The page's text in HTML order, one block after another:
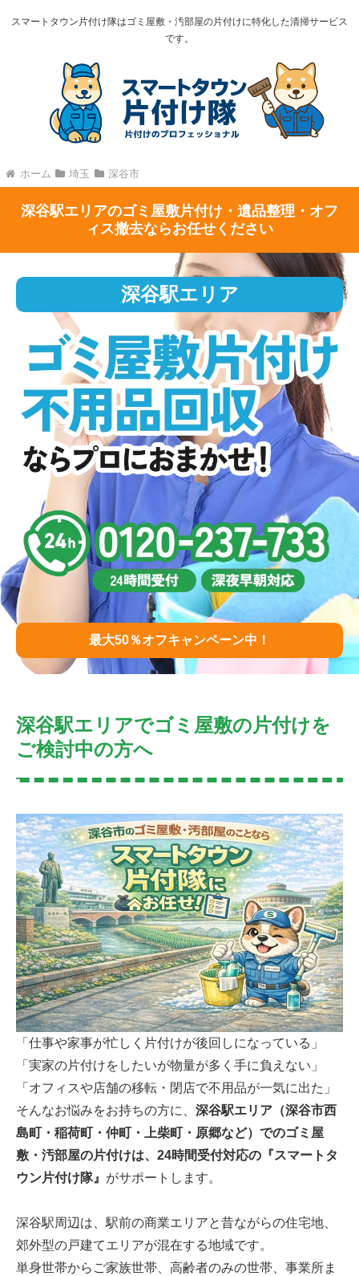
スマートタウン片付け隊はゴミ屋敷・汚部屋の片付けに特化した清掃サービス
です。
ホーム 埼玉 深谷市
深谷駅エリアのゴミ屋敷片付け・遺品整理・オフ
ィス撤去ならお任せください
深谷駅エリア
最大50％オフキャンペーン中！
深谷駅エリアでゴミ屋敷の片付けを
ご検討中の方へ
「仕事や家事が忙しく片付けが後回しになっている」
「実家の片付けをしたいが物量が多く手に負えない」
「オフィスや店舗の移転・閉店で不用品が一気に出た」
そんなお悩みをお持ちの方に、 深谷駅エリア（深谷市西
島町・稲荷町・仲町・上柴町・原郷など）でのゴミ屋
敷・汚部屋の片付けは、24時間受付対応の『スマートタ
ウン片付け隊』 がサポートします。
深谷駅周辺は、駅前の商業エリアと昔ながらの住宅地、
郊外型の戸建てエリアが混在する地域です。
単身世帯からご家族世帯、高齢者のみの世帯、事業所ま